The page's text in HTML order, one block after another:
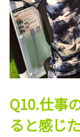
Q10.仕事
ると感じ